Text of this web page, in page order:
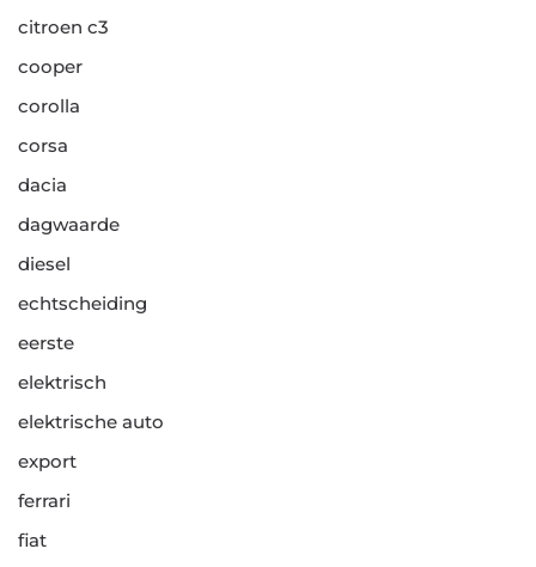
citroen c3
cooper
corolla
corsa
dacia
dagwaarde
diesel
echtscheiding
eerste
elektrisch
elektrische auto
export
ferrari
fiat